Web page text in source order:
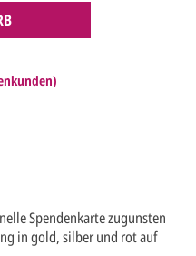
Spendenkarte zugunsten
in gold, silber und rot auf